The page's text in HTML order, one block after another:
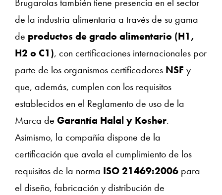
de la industria alimentaria a través de su gama
de productos de grado alimentario (H1,
H2 o C1), con certificaciones internacionales por
parte de los organismos certificadores NSF y
que, además, cumplen con los requisitos
establecidos en el Reglamento de uso de la
Marca de Garantía Halal y Kosher.
Asimismo, la compañía dispone de la
certificación que avala el cumplimiento de los
requisitos de la norma ISO 21469:2006 para
el diseño, fabricación y distribución de